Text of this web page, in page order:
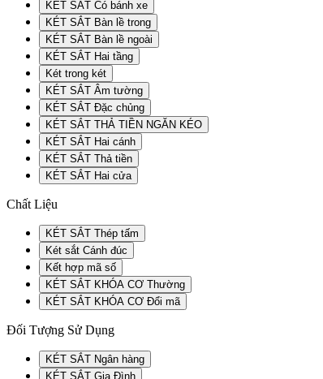
KÉT SẮT Có bánh xe
KÉT SẮT Bàn lề trong
KÉT SẮT Bàn lề ngoài
KÉT SẮT Hai tầng
Két trong két
KÉT SẮT Âm tường
KÉT SẮT Đặc chủng
KÉT SẮT THẢ TIỀN NGĂN KÉO
KÉT SẮT Hai cánh
KÉT SẮT Thả tiền
KÉT SẮT Hai cửa
Chất Liệu
KÉT SẮT Thép tấm
Két sắt Cánh đúc
Kết hợp mã số
KÉT SẮT KHÓA CƠ Thường
KÉT SẮT KHÓA CƠ Đổi mã
Đối Tượng Sử Dụng
KÉT SẮT Ngân hàng
KÉT SẮT Gia Đình